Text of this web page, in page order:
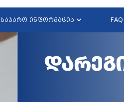
საჯარო ინფორმაცია FAQ